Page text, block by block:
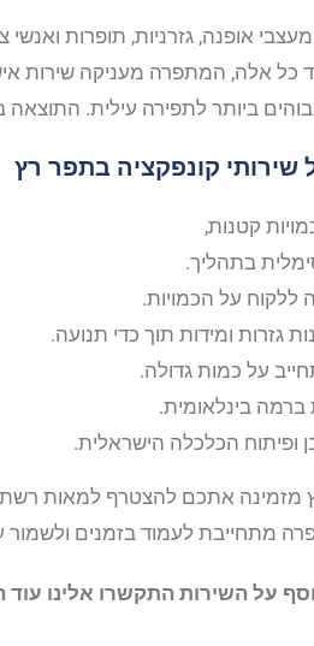
אופנה, גזרניות, תופרות ואנשי
כל אלה, המתפרה מעניקה שירות
ביותר לתפירה עילית. התוצאה
שירותי קונפקציה בתפר רץ
קטנות,
בתהליך.
על הכמויות.
גזרות ומידות תוך כדי תנועה.
על כמות גדולה.
ברמה בינלאומית.
ופיתוח הכלכלה הישראלית.
אתכם להצטרף למאות
מתחייבת לעמוד בזמנים ולשמור
על השירות התקשרו אלינו עוד